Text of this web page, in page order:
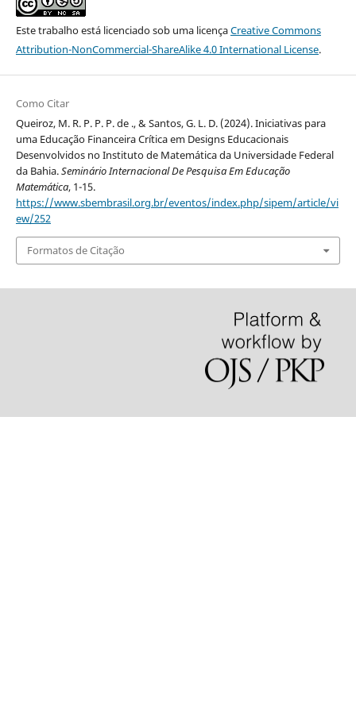
Este trabalho está licenciado sob uma licençaCreative Commons
Attribution-NonCommercial-ShareAlike 4.0 International License.
Como Citar
Queiroz, M. R. P. P. P. de ., & Santos, G. L. D. (2024). Iniciativas para
uma Educação Financeira Crítica em Designs Educacionais
Desenvolvidos no Instituto de Matemática da Universidade Federal
da Bahia.Seminário Internacional De Pesquisa Em Educação
Matemática, 1-15.
https://www.sbembrasil.org.br/eventos/index.php/sipem/article/vi
ew/252
Formatos de Citação